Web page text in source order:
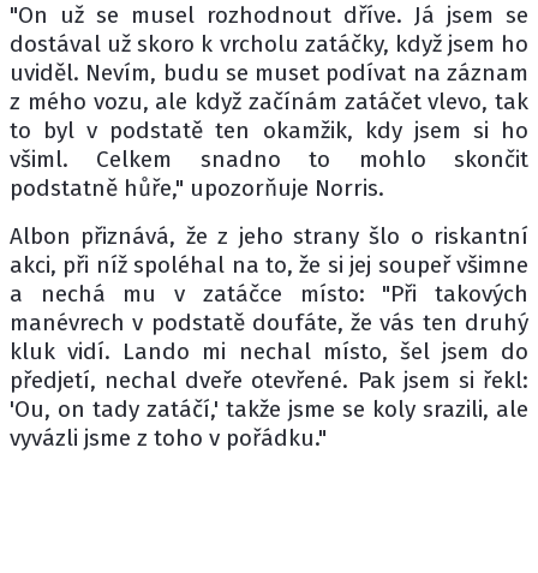
"On už se musel rozhodnout dříve. Já jsem se
dostával už skoro k vrcholu zatáčky, když jsem ho
uviděl. Nevím, budu se muset podívat na záznam
z mého vozu, ale když začínám zatáčet vlevo, tak
to byl v podstatě ten okamžik, kdy jsem si ho
všiml. Celkem snadno to mohlo skončit
podstatně hůře," upozorňuje Norris.
Albon přiznává, že z jeho strany šlo o riskantní
akci, při níž spoléhal na to, že si jej soupeř všimne
a nechá mu v zatáčce místo: "Při takových
manévrech v podstatě doufáte, že vás ten druhý
kluk vidí. Lando mi nechal místo, šel jsem do
předjetí, nechal dveře otevřené. Pak jsem si řekl:
'Ou, on tady zatáčí,' takže jsme se koly srazili, ale
vyvázli jsme z toho v pořádku."